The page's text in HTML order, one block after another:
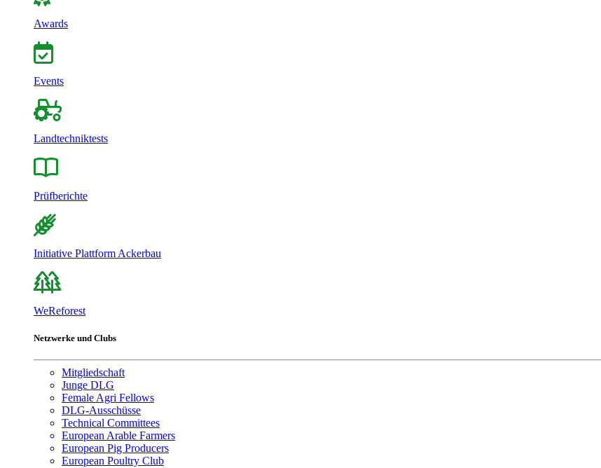
Awards
Events
Landtechniktests
Prüfberichte
Initiative Plattform Ackerbau
WeReforest
Netzwerke und Clubs
Mitgliedschaft
Junge DLG
Female Agri Fellows
DLG-Ausschüsse
Technical Committees
European Arable Farmers
European Pig Producers
European Poultry Club